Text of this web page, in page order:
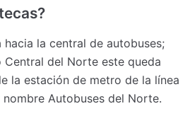
la central de autobuses;
del Norte este queda
la estación de metro de la línea
Autobuses del Norte.